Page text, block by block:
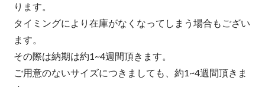
ります。
タイミングにより在庫がなくなってしまう場合もござい
ます。
その際は納期は約1~4週間頂きます。
ご用意のないサイズにつきましても、約1~4週間頂きま